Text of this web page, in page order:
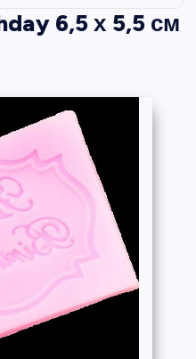
6,5 х 5,5 см